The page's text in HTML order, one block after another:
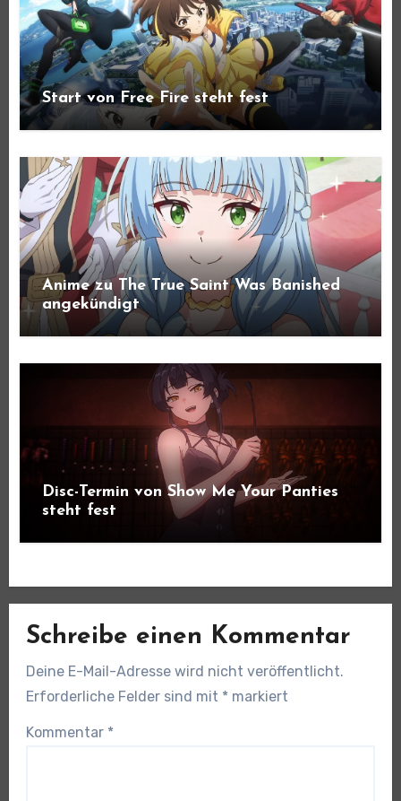
Start von Free Fire steht fest
Anime zu The True Saint Was Banished
angekündigt
Disc-Termin von Show Me Your Panties
steht fest
Schreibe einen Kommentar
Deine E-Mail-Adresse wird nicht veröffentlicht.
Erforderliche Felder sind mit * markiert
Kommentar *